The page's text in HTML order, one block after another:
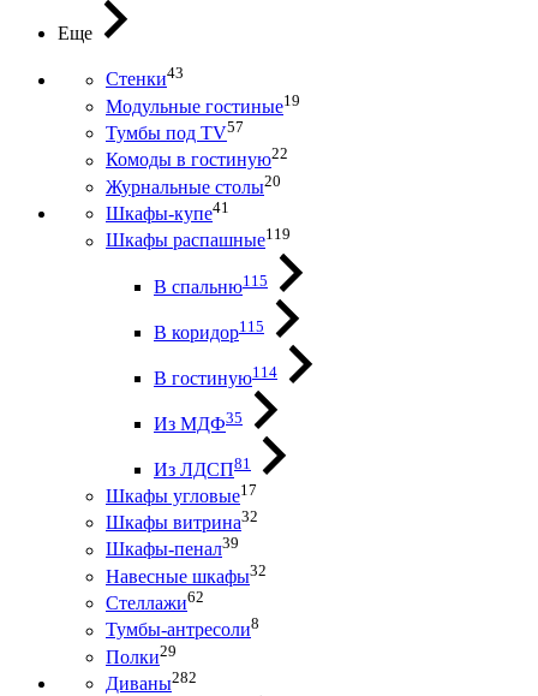
Еще
Стенки43
Модульные гостиные19
Тумбы под ТV57
Комоды в гостиную22
Журнальные столы20
Шкафы-купе41
Шкафы распашные119
В спальню115
В коридор115
В гостиную114
Из МДФ35
Из ЛДСП81
Шкафы угловые17
Шкафы витрина32
Шкафы-пенал39
Навесные шкафы32
Стеллажи62
Тумбы-антресоли8
Полки29
Диваны282